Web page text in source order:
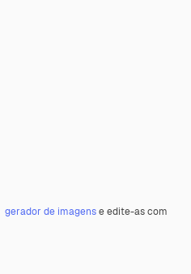
gerador de imagense edite-as com